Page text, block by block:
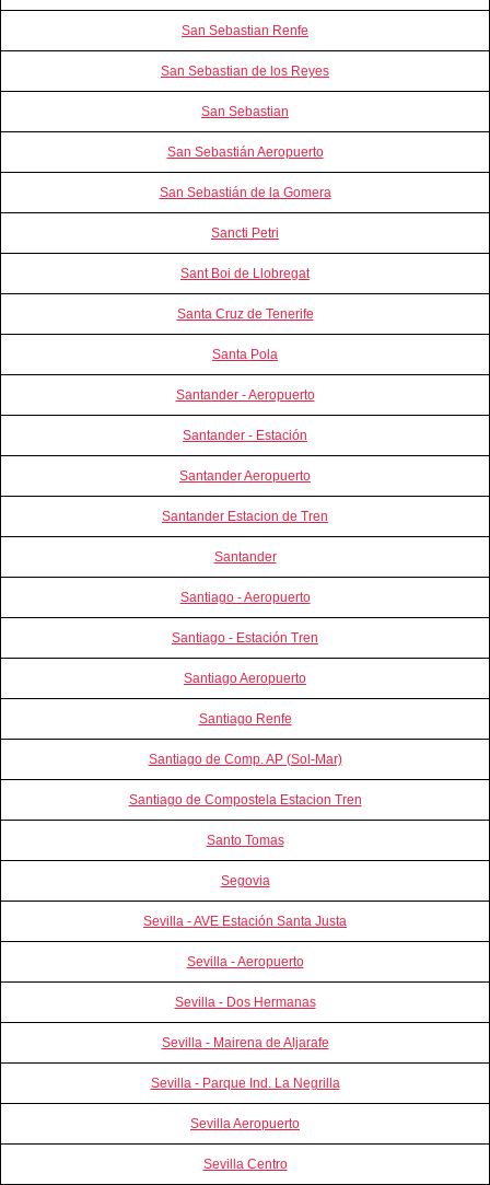
San Sebastian Renfe
San Sebastian de los Reyes
San Sebastian
San Sebastián Aeropuerto
San Sebastián de la Gomera
Sancti Petri
Sant Boi de Llobregat
Santa Cruz de Tenerife
Santa Pola
Santander - Aeropuerto
Santander - Estación
Santander Aeropuerto
Santander Estacion de Tren
Santander
Santiago - Aeropuerto
Santiago - Estación Tren
Santiago Aeropuerto
Santiago Renfe
Santiago de Comp. AP (Sol-Mar)
Santiago de Compostela Estacion Tren
Santo Tomas
Segovia
Sevilla - AVE Estación Santa Justa
Sevilla - Aeropuerto
Sevilla - Dos Hermanas
Sevilla - Mairena de Aljarafe
Sevilla - Parque Ind. La Negrilla
Sevilla Aeropuerto
Sevilla Centro